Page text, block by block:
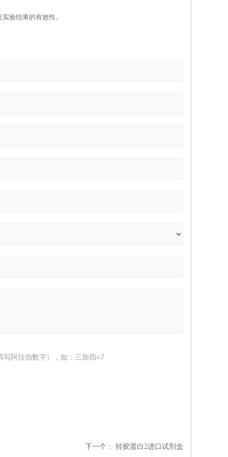
验结果的有效性。
写阿拉伯数字），如：三加四=7
下一个： 转胶蛋白2进口试剂盒